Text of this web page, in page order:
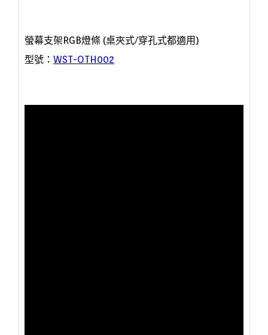
螢幕支架RGB燈條 (桌夾式/穿孔式都適用)
型號： WST-OTH002